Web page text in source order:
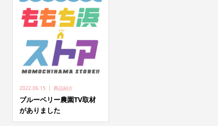
2022.06.15 商品紹介
ブルーベリー農園TV取材
がありました